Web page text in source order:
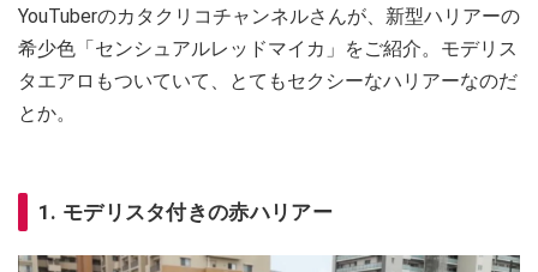
YouTuberのカタクリコチャンネルさんが、新型ハリアーの
希少色「センシュアルレッドマイカ」をご紹介。モデリス
タエアロもついていて、とてもセクシーなハリアーなのだ
とか。
1. モデリスタ付きの赤ハリアー